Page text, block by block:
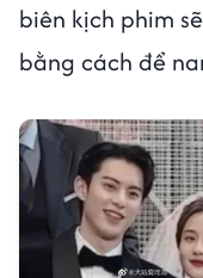
biên kịch phim
bằng cách để